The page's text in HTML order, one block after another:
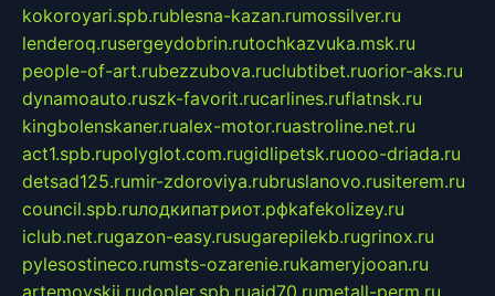
kokoroyari.spb.rublesna-kazan.rumossilver.ru
lenderoq.rusergeydobrin.rutochkazvuka.msk.ru
people-of-art.rubezzubova.ruclubtibet.ruorior-aks.ru
dynamoauto.ruszk-favorit.rucarlines.ruflatnsk.ru
kingbolenskaner.rualex-motor.ruastroline.net.ru
act1.spb.rupolyglot.com.rugidlipetsk.ruooo-driada.ru
detsad125.rumir-zdoroviya.rubruslanovo.rusiterem.ru
council.spb.ruлодкипатриот.рфkafekolizey.ru
iclub.net.rugazon-easy.rusugarepilekb.rugrinox.ru
pylesostineco.rumsts-ozarenie.rukameryjooan.ru
artemovskij.rudopler.spb.ruaid70.rumetall-perm.ru